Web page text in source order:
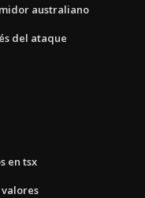
australiano
del ataque
en tsx